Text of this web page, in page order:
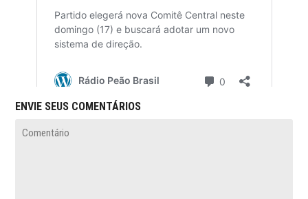
ENVIE SEUS COMENTÁRIOS